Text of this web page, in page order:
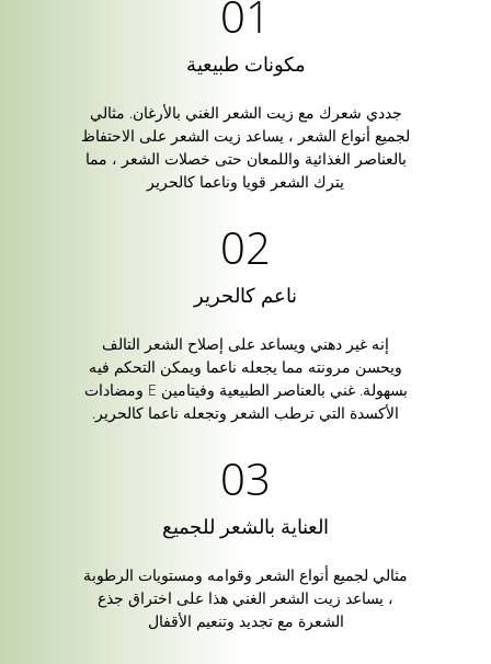
مكونات طبيعية
جددي شعرك مع زيت الشعر الغني بالأرغان. مثالي
لجميع أنواع الشعر ، يساعد زيت الشعر على الاحتفاظ
بالعناصر الغذائية واللمعان حتى خصلات الشعر ، مما
يترك الشعر قويا وناعما كالحرير
ناعم كالحرير
إنه غير دهني ويساعد على إصلاح الشعر التالف
ويحسن مرونته مما يجعله ناعما ويمكن التحكم فيه
بسهولة. غني بالعناصر الطبيعية وفيتامين E ومضادات
الأكسدة التي ترطب الشعر وتجعله ناعما كالحرير.
العناية بالشعر للجميع
مثالي لجميع أنواع الشعر وقوامه ومستويات الرطوبة
، يساعد زيت الشعر الغني هذا على اختراق جذع
الشعرة مع تجديد وتنعيم الأقفال